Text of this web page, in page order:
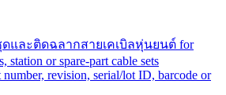
ดและติดฉลากสายเคเบิลหุ่นยนต์ for
station or spare-part cable sets
revision, serial/lot ID, barcode or